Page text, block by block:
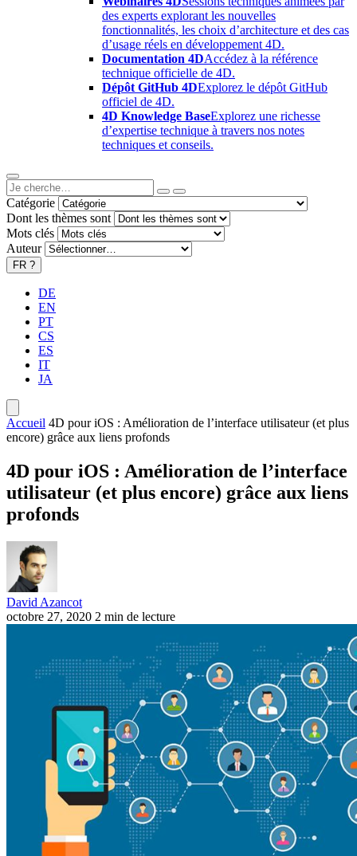
des experts explorant les nouvelles
fonctionnalités, les choix d’architecture et des cas
d’usage réels en développement 4D.
Documentation 4DAccédez à la référence
technique officielle de 4D.
Dépôt GitHub 4DExplorez le dépôt GitHub
officiel de 4D.
4D Knowledge BaseExplorez une richesse
d’expertise technique à travers nos notes
techniques et conseils.
Catégorie
Dont les thèmes sont
Mots clés
Auteur
FR ?
DE
EN
PT
CS
ES
IT
JA
Accueil 4D pour iOS : Amélioration de l’interface utilisateur (et plus
encore) grâce aux liens profonds
4D pour iOS : Amélioration de l’interface
utilisateur (et plus encore) grâce aux liens
profonds
David Azancot
octobre 27, 2020 2 min de lecture